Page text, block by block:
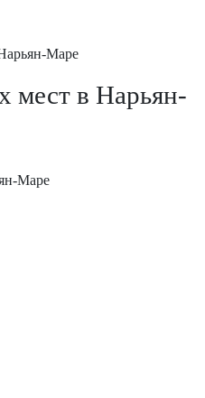
Маре
мест в Нарьян-
Маре